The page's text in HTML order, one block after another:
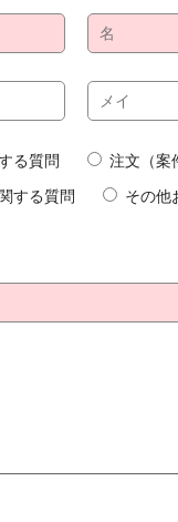
る質問 注文（案
する質問
その他